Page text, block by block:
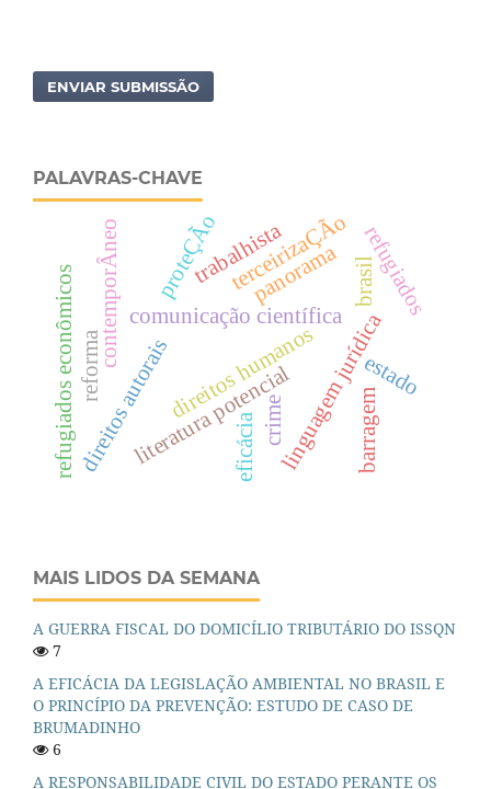
ENVIAR SUBMISSÃO
PALAVRAS-CHAVE
comunicação científica
linguagem jurídica
literatura potencial
panorama
contemporÂneo proteÇÃo
direitos autorais
brasil
refugiados
refugiados econômicos direitos humanos
crime
terceirizaÇÃo
reforma
trabalhista
estado
barragem
eficácia
MAIS LIDOS DA SEMANA
A GUERRA FISCAL DO DOMICÍLIO TRIBUTÁRIO DO ISSQN
7
A EFICÁCIA DA LEGISLAÇÃO AMBIENTAL NO BRASIL E
O PRINCÍPIO DA PREVENÇÃO: ESTUDO DE CASO DE
BRUMADINHO
6
A RESPONSABILIDADE CIVIL DO ESTADO PERANTE OS